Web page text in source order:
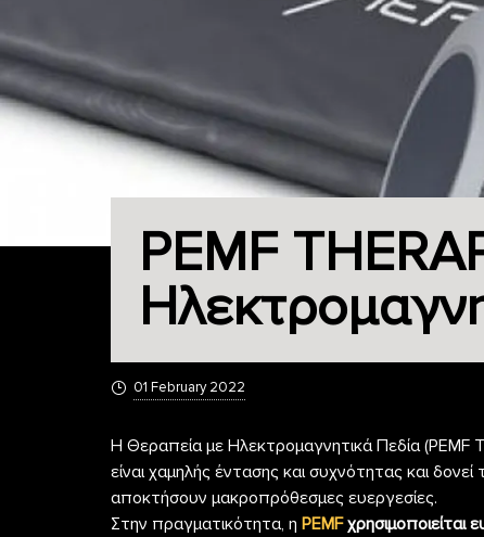
PEMF
01 February 2022
H Θεραπεία με Ηλεκτρομαγνητικά Πεδία (PEMF
είναι χαμηλής έντασης και συχνότητας και
αποκτήσουν μακροπρόθεσμες ευεργεσίες.
Στην πραγματικότητα, η PEMF